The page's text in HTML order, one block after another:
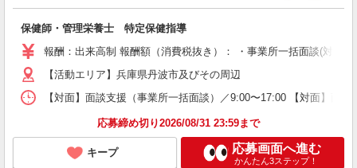
保健師・管理栄養士 特定保健指導
報酬：出来高制 報酬額（消費税抜き）： ・事業所一括面談(対
【活動エリア】兵庫県丹波市及びその周辺
【対面】面談支援（事業所一括面談）／9:00〜17:00 【対面】面
応募締め切り2026/08/31 23:59まで
キープ 応募画面へ進む
かんたん3ステップ！